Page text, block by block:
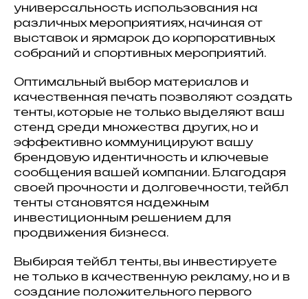
универсальность использования на
различных мероприятиях, начиная от
выставок и ярмарок до корпоративных
собраний и спортивных мероприятий.
Оптимальный выбор материалов и
качественная печать позволяют создать
тенты, которые не только выделяют ваш
стенд среди множества других, но и
эффективно коммуницируют вашу
брендовую идентичность и ключевые
сообщения вашей компании. Благодаря
своей прочности и долговечности, тейбл
тенты становятся надежным
инвестиционным решением для
продвижения бизнеса.
Выбирая тейбл тенты, вы инвестируете
не только в качественную рекламу, но и в
создание положительного первого